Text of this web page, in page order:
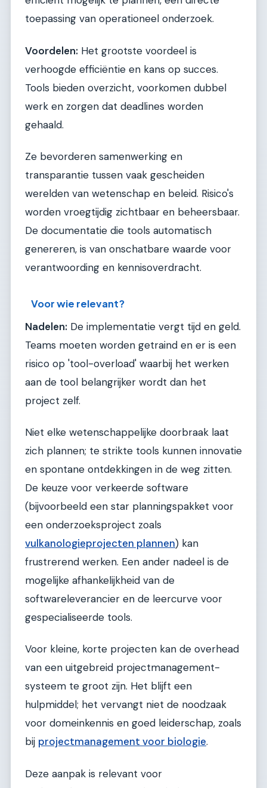
toepassing van operationeel onderzoek.
Voordelen: Het grootste voordeel is
verhoogde efficiëntie en kans op succes.
Tools bieden overzicht, voorkomen dubbel
werk en zorgen dat deadlines worden
gehaald.
Ze bevorderen samenwerking en
transparantie tussen vaak gescheiden
werelden van wetenschap en beleid. Risico's
worden vroegtijdig zichtbaar en beheersbaar.
De documentatie die tools automatisch
genereren, is van onschatbare waarde voor
verantwoording en kennisoverdracht.
Voor wie relevant?
Nadelen: De implementatie vergt tijd en geld.
Teams moeten worden getraind en er is een
risico op 'tool-overload' waarbij het werken
aan de tool belangrijker wordt dan het
project zelf.
Niet elke wetenschappelijke doorbraak laat
zich plannen; te strikte tools kunnen innovatie
en spontane ontdekkingen in de weg zitten.
De keuze voor verkeerde software
(bijvoorbeeld een star planningspakket voor
een onderzoeksproject zoals
vulkanologieprojecten plannen) kan
frustrerend werken. Een ander nadeel is de
mogelijke afhankelijkheid van de
softwareleverancier en de leercurve voor
gespecialiseerde tools.
Voor kleine, korte projecten kan de overhead
van een uitgebreid projectmanagement-
systeem te groot zijn. Het blijft een
hulpmiddel; het vervangt niet de noodzaak
voor domeinkennis en goed leiderschap, zoals
bij projectmanagement voor biologie.
Deze aanpak is relevant voor